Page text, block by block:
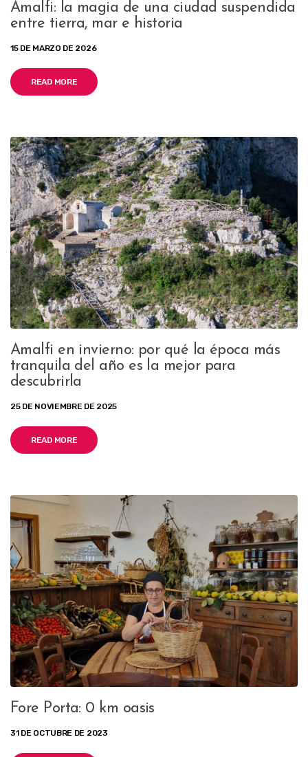
Amalfi: la magia de una ciudad suspendida
entre tierra, mar e historia
15 DE MARZO DE 2026
READ MORE
Amalfi en invierno: por qué la época más
tranquila del año es la mejor para
descubrirla
25 DE NOVIEMBRE DE 2025
READ MORE
Fore Porta: 0 km oasis
31 DE OCTUBRE DE 2023